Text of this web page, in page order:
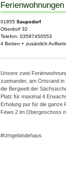
01855 Saupsdorf
Oberdorf 32
Telefon: 03597450553
4 Betten + zusätzlich
Unsere zwei
zueinander, am Ortsrand
die Bergwelt der
Platz für maximal 4
Erholung pur für die ganze
Fewo 2 im Obergeschoss
#Umgebindehaus